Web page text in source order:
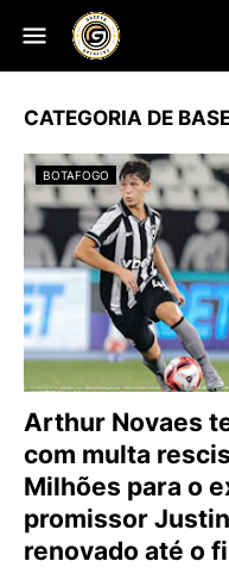
CATEGORIA DE
BOTAFOGO
Arthur Novaes
com multa
Milhões para o
promissor
renovado até o